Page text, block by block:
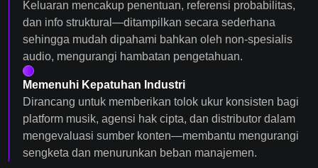
Keluaran mencakup penentuan, referensi probabilitas,
dan info struktural—ditampilkan secara sederhana
sehingga mudah dipahami bahkan oleh non-spesialis
audio, mengurangi hambatan pengetahuan.
Memenuhi Kepatuhan Industri
Dirancang untuk memberikan tolok ukur konsisten bagi
platform musik, agensi hak cipta, dan distributor dalam
mengevaluasi sumber konten—membantu mengurangi
sengketa dan menurunkan beban manajemen.